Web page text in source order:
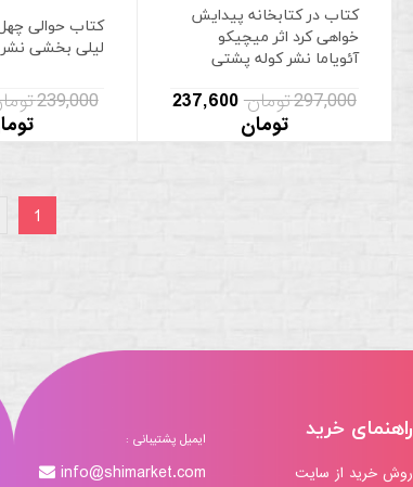
کتاب در کتابخانه پیدایش
خواهی کرد اثر میچیکو
آئویاما نشر کوله پشتی
297,000 تومان
237,600
تومان
کتاب حوالی
لیلی بخشی
239,000 تومان
1
راهنمای خرید
روش خرید از سایت
ایمیل پشتیبانی :
info@shimarket.com